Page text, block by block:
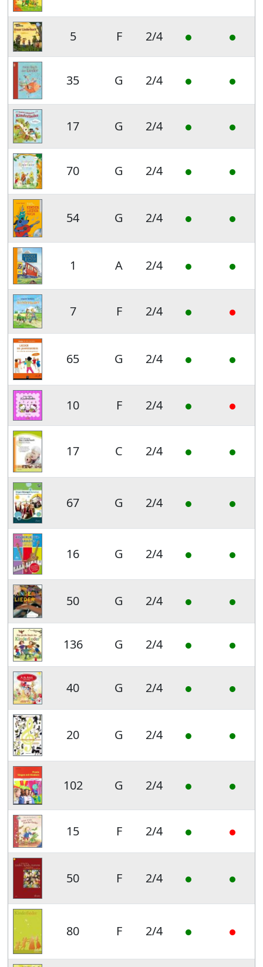
5 F 2/4
35 G 2/4
17 G 2/4
70 G 2/4
54 G 2/4
1 A 2/4
7 F 2/4
65 G 2/4
10 F 2/4
17 C 2/4
67 G 2/4
16 G 2/4
50 G 2/4
136 G 2/4
40 G 2/4
20 G 2/4
102 G 2/4
15 F 2/4
50 F 2/4
80 F 2/4